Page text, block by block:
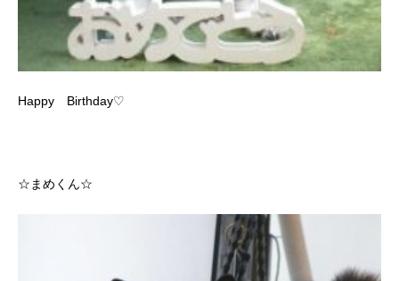
Happy Birthday♡
☆まめくん☆